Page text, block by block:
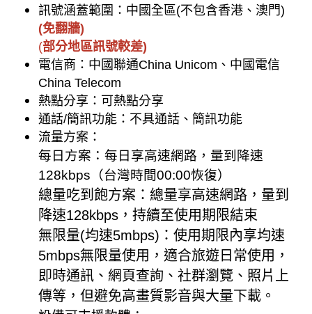
訊號涵蓋範圍：中國全區(不包含香港、澳門)
(免翻牆)
(部分地區訊號較差)
電信商：中國聯通China Unicom、中國電信
China Telecom
熱點分享：可熱點分享
通話/簡訊功能：不具通話、簡訊功能
流量方案：
每日方案：每日享高速網路，量到降速
128kbps（台灣時間00:00恢復）
總量吃到飽方案：總量享高速網路，量到
降速128kbps，持續至使用期限結束
無限量(均速5mbps)：使用期限內享均速
5mbps無限量使用，適合旅遊日常使用，
即時通訊、網頁查詢、社群瀏覽、照片上
傳等，但避免高畫質影音與大量下載。